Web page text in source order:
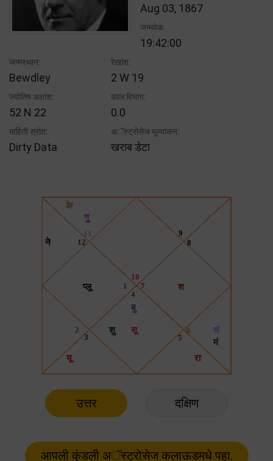
Aug 03, 1867
जन्मवेळ:
19:42:00
जन्मस्थान:
Bewdley
रेखांश:
2 W 19
ज्योतिष अक्षांश:
52 N 22
काल विभाग:
0.0
माहिती स्रोत:
Dirty Data
अॅस्ट्रोसेज मूल्यांकन:
खराब डेटा
उत्तर दक्षिण